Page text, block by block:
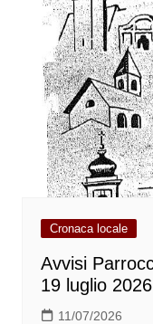
Cronaca locale
Avvisi
19 luglio 2026
11/07/2026